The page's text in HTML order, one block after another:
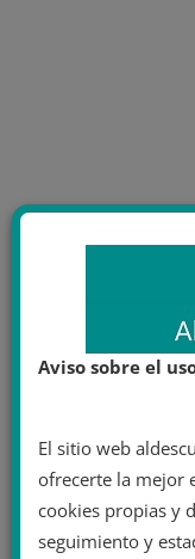
Aviso sobre el
El sitio web
ofrecerte la mejor
cookies propias y
seguimiento y